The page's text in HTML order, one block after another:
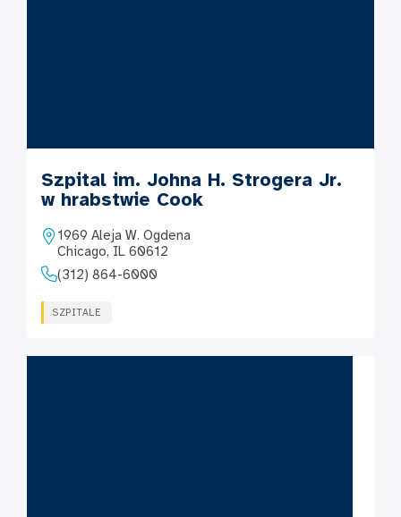
Szpital im. Johna H. Strogera Jr.
w hrabstwie Cook
1969 Aleja W. Ogdena
Chicago, IL 60612
(312) 864-6000
SZPITALE